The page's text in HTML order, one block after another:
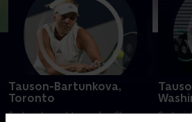
Tauson-Bartunkova,
Toronto
Se højdepunkterne fra Clara
Se